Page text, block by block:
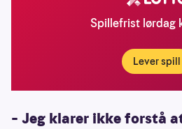
Spillefrist lørdag
Lever spill
– Jeg klarer ikke forstå